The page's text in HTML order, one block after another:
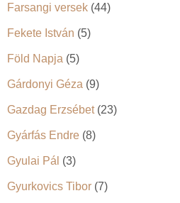
Farsangi versek (44)
Fekete István (5)
Föld Napja (5)
Gárdonyi Géza (9)
Gazdag Erzsébet(23)
Gyárfás Endre (8)
Gyulai Pál (3)
Gyurkovics Tibor (7)